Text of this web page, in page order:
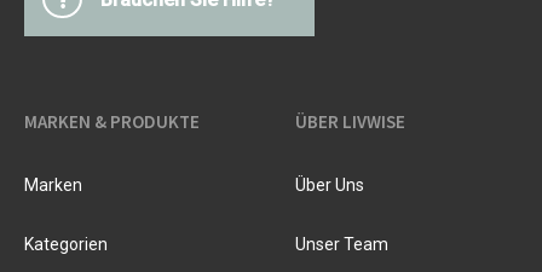
MARKEN & PRODUKTE
Marken
Kategorien
ÜBER LIVWISE
Über Uns
Unser Team